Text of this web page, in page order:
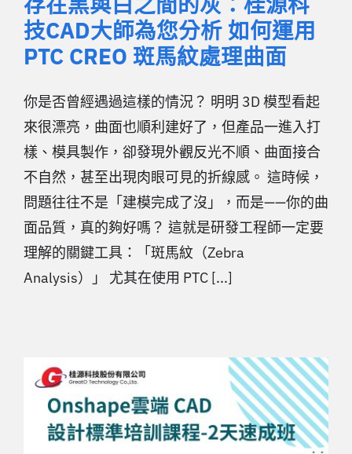
技CAD大師為您分析 如何運用
PTC CREO 斑馬紋處理曲面
你是否曾經遇過這樣的情況？ 明明 3D 模型看起
來很漂亮，曲面也順利建好了，但產品一進入打
樣、模具製作，卻發現外觀反光不順、曲面接合
不自然，甚至出現肉眼可見的折線感。 這時候，
問題往往不是「建模完成了沒」，而是——你的曲
面品質，真的夠好嗎？ 這就是研發工程師一定要
理解的關鍵工具：「斑馬紋（Zebra
Analysis）」 尤其在使用 PTC [...]